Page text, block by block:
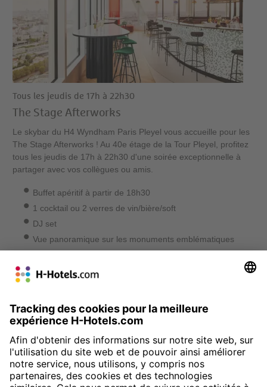
Tous les jeudis de 17h à 22h30
The Stage Afterworks
Le skybar du H4 Wyndham Paris Pleyel vous accueille pour les
The Stage Afterworks ! Au 40e étage de la Tour Pleyel, profitez
tous les jeudis de 17h à 22h30 d'une soirée exceptionnelle à
partager avec vos collègues ou amis.
Buffet apéritif à partir de 18h30
1 cocktail ou 2 verres de vin/bière/soft
DJ set
Vue panoramique sur les monuments emblématiques
» Retour à l'hôtel